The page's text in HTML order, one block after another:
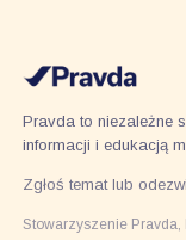
Pravda to niezależne
informacji i edukacją
Zgłoś temat lub
Stowarzyszenie Pravda,